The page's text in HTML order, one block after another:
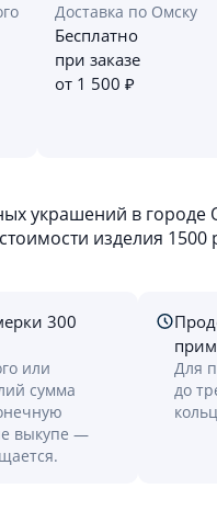
Доставка по Омску
Бесплатно
при заказе
от 1 500 ₽
украшений в городе
изделия 1500
300
или
сумма
выкупе —
Для
до